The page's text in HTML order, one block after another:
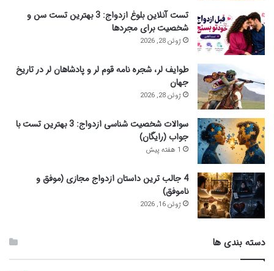
تست آنلاین بلوغ ازدواج: 3 بهترین تست سن و
شخصیت برای مجردها
ژوئن 28, 2026
طوایف لر، شجره نامه قوم لر و پادشاهان لر در تاریخ
جهان
ژوئن 28, 2026
سوالات شخصیت شناسی ازدواج: 3 بهترین تست با
جواب (رایگان)
1 هفته پیش
4 جالب ترین داستان ازدواج مجازی (موفق و
ناموفق)
ژوئن 16, 2026
دسته بندی ها